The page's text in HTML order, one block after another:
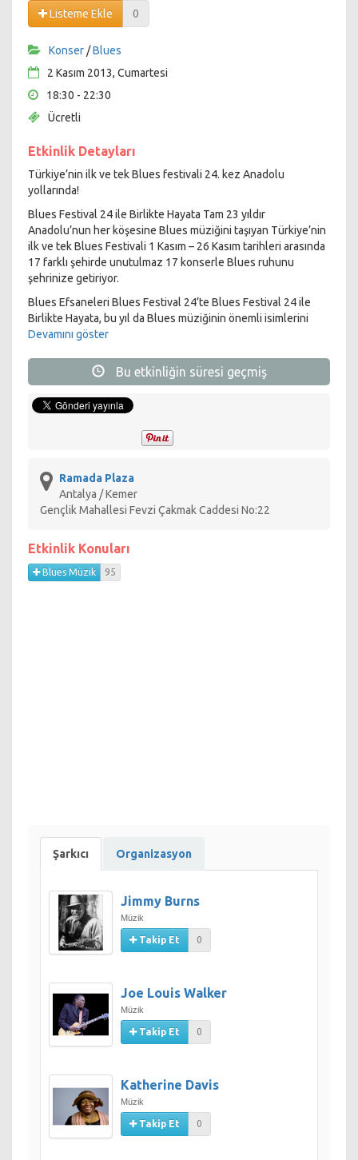
Listeme Ekle 0
Konser /Blues
2 Kasım 2013, Cumartesi
18:30 - 22:30
Ücretli
Etkinlik Detayları
Türkiye’nin ilk ve tek Blues festivali 24. kez Anadolu
yollarında!
Blues Festival 24 ile Birlikte Hayata Tam 23 yıldır
Anadolu’nun her köşesine Blues müziğini taşıyan Türkiye’nin
ilk ve tek Blues Festivali 1 Kasım – 26 Kasım tarihleri arasında
17 farklı şehirde unutulmaz 17 konserle Blues ruhunu
şehrinize getiriyor.
Blues Efsaneleri Blues Festival 24’te Blues Festival 24 ile
Birlikte Hayata, bu yıl da Blues müziğinin önemli isimlerini
ağırlamaya devam ediyor. Festival sahnesine bu sene
imza atarak Blues Müzik ödülünü bir çok kere göğüsleyen
gitarist ve söz yazarı Joe Louis Walker, Delta’ya uzanan
köklerini çağdaş Blues ve Soul ile harmanlayarak Blues
müziğin günümüzdeki en etkin temsilcilerinden biri haline
gelen Jimmy Burns ve ona bu performansta eşlik edecek
sanatçı, olağanüstü sesini ailesinden aldığı müzisyenlik
yaratan Katherine Davis olacak.
Blues Festival 24 ile Birlikte Hayata etkinlik programı
aşağıdadır.
Devamını göster
Bu etkinliğin süresi geçmiş
Ramada Plaza
Antalya / Kemer
Gençlik Mahallesi Fevzi Çakmak Caddesi No:22
Etkinlik Konuları
Blues Müzik 95
Şarkıcı Organizasyon
Jimmy Burns
Müzik
Takip Et 0
Joe Louis Walker
Müzik
Takip Et 0
Katherine Davis
Müzik
Takip Et 0